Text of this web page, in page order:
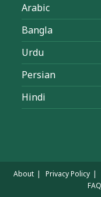
Arabic
Bangla
Urdu
Persian
Hindi
About Privacy Policy